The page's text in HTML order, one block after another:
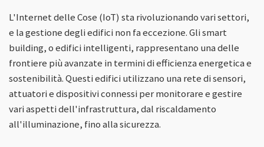
L'Internet delle Cose (IoT) sta rivoluzionando vari settori,
e la gestione degli edifici non fa eccezione. Gli smart
building, o edifici intelligenti, rappresentano una delle
frontiere più avanzate in termini di efficienza energetica e
sostenibilità. Questi edifici utilizzano una rete di sensori,
attuatori e dispositivi connessi per monitorare e gestire
vari aspetti dell'infrastruttura, dal riscaldamento
all'illuminazione, fino alla sicurezza.